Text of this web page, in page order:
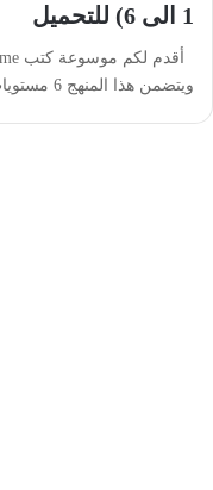
1 الى 6) للتحميل
ويتضمن هذا المنهج 6 مستويات احضرتها لكم كاملة بروابط…